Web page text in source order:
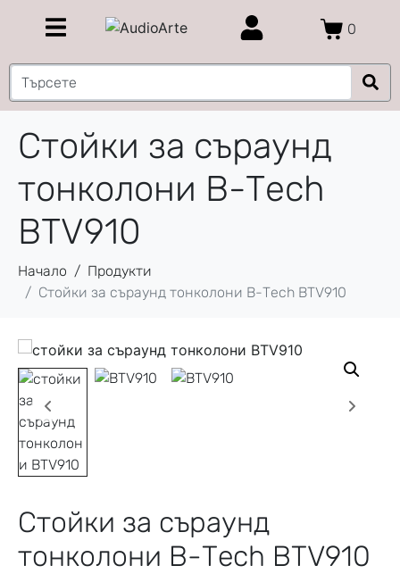
0
Стойки за съраунд
тонколони B-Tech
BTV910
Начало
Продукти
Стойки за съраунд тонколони B-Tech BTV910
Стойки за съраунд
тонколони B-Tech BTV910